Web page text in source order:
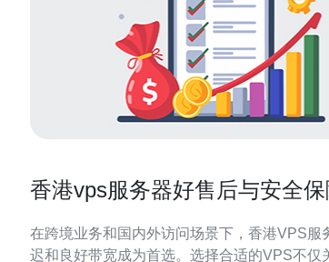
香港vps服务器好售后与安全保
在跨境业务和国内外访问场景下，香港VPS服
迟和良好带宽成为首选。选择合适的VPS不仅